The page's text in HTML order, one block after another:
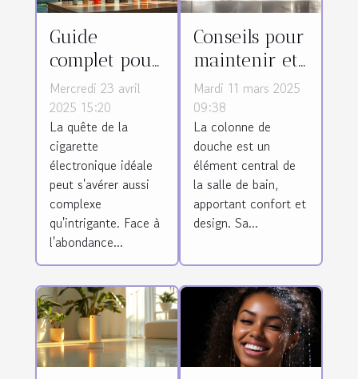
Guide
complet pour
choisir une
cigarette
électronique
adaptée
Mercredi 23 avril
2025 15:20
La quête de la
cigarette
électronique idéale
peut s'avérer aussi
complexe
qu'intrigante. Face à
l'abondance...
Conseils pour
maintenir et
nettoyer
efficacement
votre colonne
de douche
Mardi 11 mars 2025
09:38
La colonne de
douche est un
élément central de
la salle de bain,
apportant confort et
design. Sa...